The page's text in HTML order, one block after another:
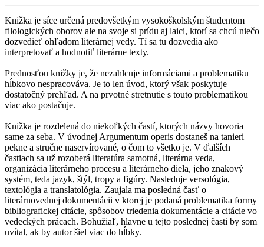
Knižka je síce určená predovšetkým vysokoškolským študentom
filologických oborov ale na svoje si prídu aj laici, ktorí sa chcú niečo
dozvedieť ohľadom literárnej vedy. Tí sa tu dozvedia ako
interpretovať a hodnotiť literárne texty.
Prednosťou knižky je, že nezahlcuje informáciami a problematiku
hĺbkovo nespracováva. Je to len úvod, ktorý však poskytuje
dostatočný prehľad. A na prvotné stretnutie s touto problematikou
viac ako postačuje.
Knižka je rozdelená do niekoľkých častí, ktorých názvy hovoria
same za seba. V úvodnej Argumentum operis dostaneš na tanieri
pekne a stručne naservírované, o čom to všetko je. V ďalších
častiach sa už rozoberá literatúra samotná, literárna veda,
organizácia literárneho procesu a literárneho diela, jeho znakový
systém, teda jazyk, štýl, tropy a figúry. Nasleduje versológia,
textológia a translatológia. Zaujala ma posledná časť o
literárnovednej dokumentácii v ktorej je podaná problematika formy
bibliografickej citácie, spôsobov triedenia dokumentácie a citácie vo
vedeckých prácach. Bohužiaľ, hlavne u tejto poslednej časti by som
uvítal, ak by autor šiel viac do hĺbky.